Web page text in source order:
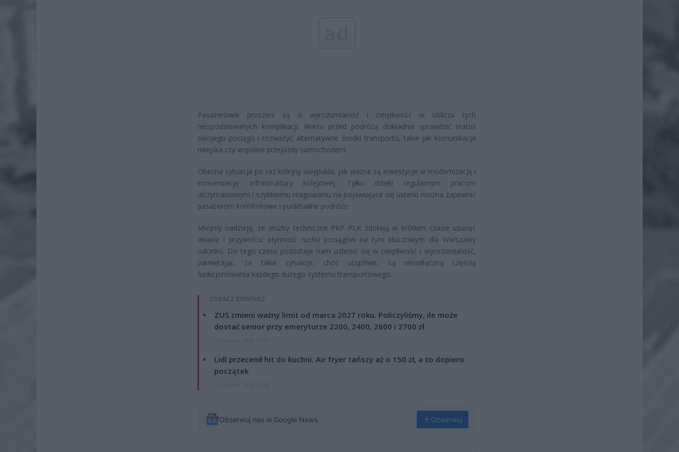
Pasażerowie proszeni są o wyrozumiałość i cierpliwość w obliczu tych
niespodziewanych komplikacji. Warto przed podróżą dokładnie sprawdzić status
swojego pociągu i rozważyć alternatywne środki transportu, takie jak komunikacja
miejska czy wspólne przejazdy samochodem.
Obecna sytuacja po raz kolejny uwypukla, jak ważne są inwestycje w modernizację i
konserwację infrastruktury kolejowej. Tylko dzięki regularnym pracom
utrzymaniowym i szybkiemu reagowaniu na pojawiające się usterki można zapewnić
pasażerom komfortowe i punktualne podróże.
Miejmy nadzieję, że służby techniczne PKP PLK zdołają w krótkim czasie usunąć
awarię i przywrócić płynność ruchu pociągów na tym kluczowym dla Warszawy
odcinku. Do tego czasu pozostaje nam uzbroić się w cierpliwość i wyrozumiałość,
pamiętając, że takie sytuacje, choć uciążliwe, są nieodłączną częścią
funkcjonowania każdego dużego systemu transportowego.
ZOBACZ RÓWNIEŻ:
ZUS zmieni ważny limit od marca 2027 roku. Policzyliśmy, ile może
dostać senior przy emeryturze 2200, 2400, 2600 i 2700 zł
Lidl przecenił hit do kuchni. Air fryer tańszy aż o 150 zł, a to dopiero
początek
Obserwuj nas w Google News Obserwuj